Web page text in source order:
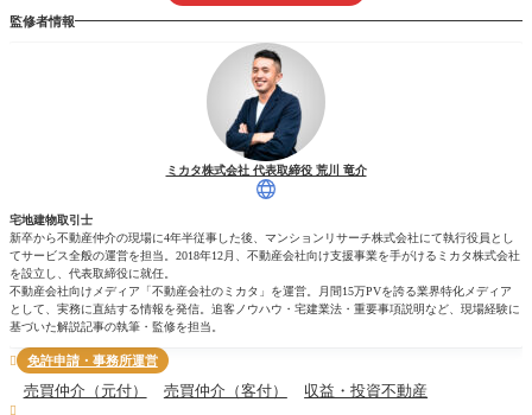
監修者情報
ミカタ株式会社 代表取締役 荒川 竜介
宅地建物取引士
新卒から不動産仲介の現場に4年半従事した後、マンションリサーチ株式会社にて執行役員とし
てサービス全般の運営を担当。2018年12月、不動産会社向け支援事業を手がけるミカタ株式会社
を設立し、代表取締役に就任。
不動産会社向けメディア「不動産会社のミカタ」を運営。月間15万PVを誇る業界特化メディア
として、実務に直結する情報を発信。追客ノウハウ・宅建業法・重要事項説明など、現場経験に
基づいた解説記事の執筆・監修を担当。
 免許申請・事務所運営

売買仲介（元付） 売買仲介（客付） 収益・投資不動産